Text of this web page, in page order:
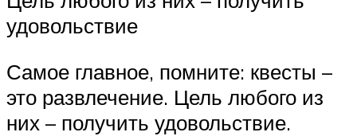
удовольствие
Самое главное, помните: квесты –
это развлечение. Цель любого из
них – получить удовольствие.